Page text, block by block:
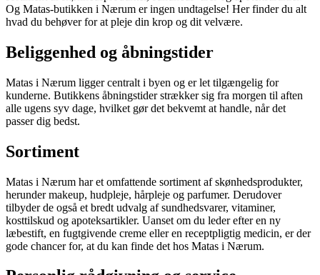
Og Matas-butikken i Nærum er ingen undtagelse! Her finder du alt
hvad du behøver for at pleje din krop og dit velvære.
Beliggenhed og åbningstider
Matas i Nærum ligger centralt i byen og er let tilgængelig for
kunderne. Butikkens åbningstider strækker sig fra morgen til aften
alle ugens syv dage, hvilket gør det bekvemt at handle, når det
passer dig bedst.
Sortiment
Matas i Nærum har et omfattende sortiment af skønhedsprodukter,
herunder makeup, hudpleje, hårpleje og parfumer. Derudover
tilbyder de også et bredt udvalg af sundhedsvarer, vitaminer,
kosttilskud og apoteksartikler. Uanset om du leder efter en ny
læbestift, en fugtgivende creme eller en receptpligtig medicin, er der
gode chancer for, at du kan finde det hos Matas i Nærum.